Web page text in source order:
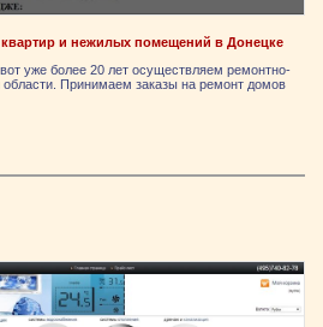
и нежилых помещений в Донецке
уже более 20 лет осуществляем ремонтно-
Принимаем заказы на ремонт домов